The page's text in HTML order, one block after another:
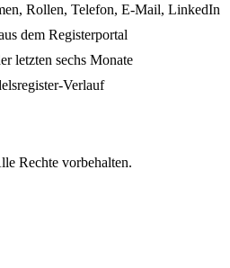
Rollen, Telefon, E-Mail, LinkedIn
dem Registerportal
letzten sechs Monate
Verlauf
Rechte vorbehalten.